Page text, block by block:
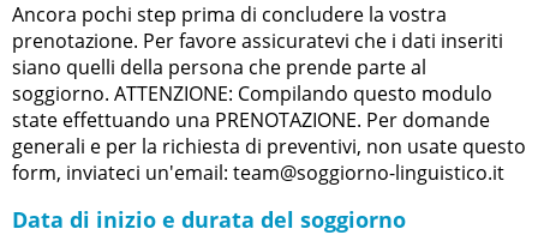
Ancora pochi step prima di concludere la vostra
prenotazione. Per favore assicuratevi che i dati inseriti
siano quelli della persona che prende parte al
soggiorno. ATTENZIONE: Compilando questo modulo
state effettuando una PRENOTAZIONE. Per domande
generali e per la richiesta di preventivi, non usate questo
form, inviateci un'email: team@soggiorno-linguistico.it
Data di inizio e durata del soggiorno